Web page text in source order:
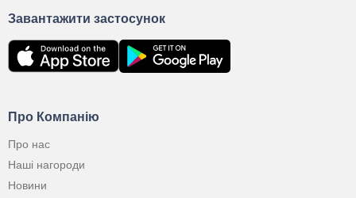
Про Компанію
Про нас
Наші нагороди
Новини
Завантажити застосунок